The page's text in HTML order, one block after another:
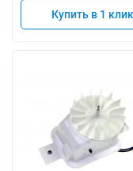
Купить в 1 клик